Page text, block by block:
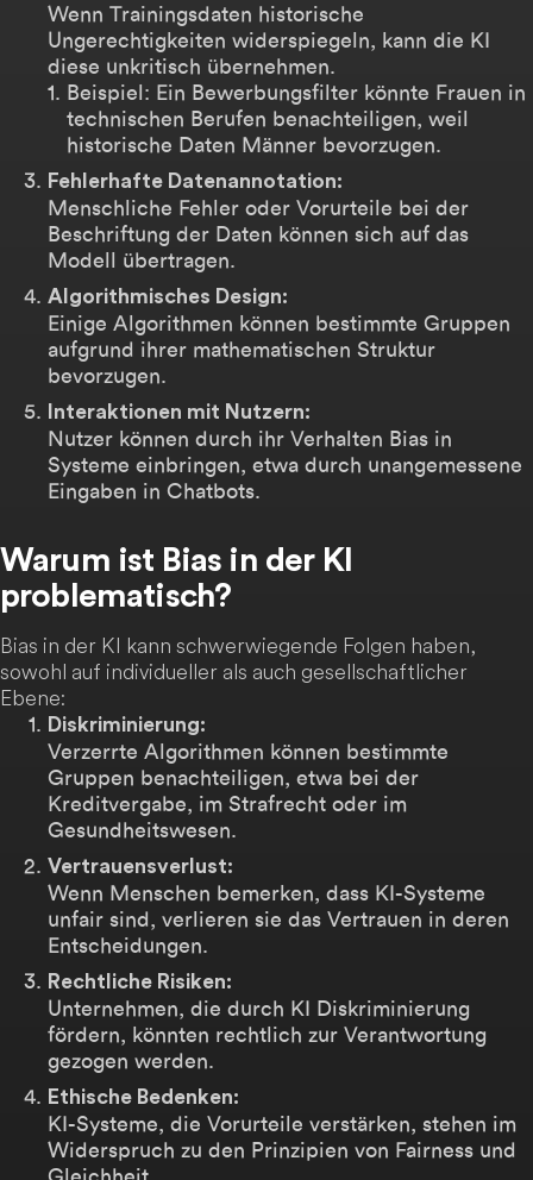
Wenn Trainingsdaten historische
Ungerechtigkeiten widerspiegeln, kann die KI
diese unkritisch übernehmen.
Beispiel: Ein Bewerbungsfilter könnte Frauen in
technischen Berufen benachteiligen, weil
historische Daten Männer bevorzugen.
Fehlerhafte Datenannotation:
Menschliche Fehler oder Vorurteile bei der
Beschriftung der Daten können sich auf das
Modell übertragen.
Algorithmisches Design:
Einige Algorithmen können bestimmte Gruppen
aufgrund ihrer mathematischen Struktur
bevorzugen.
Interaktionen mit Nutzern:
Nutzer können durch ihr Verhalten Bias in
Systeme einbringen, etwa durch unangemessene
Eingaben in Chatbots.
Warum ist Bias in der KI
problematisch?
Bias in der KI kann schwerwiegende Folgen haben,
sowohl auf individueller als auch gesellschaftlicher
Ebene:
Diskriminierung:
Verzerrte Algorithmen können bestimmte
Gruppen benachteiligen, etwa bei der
Kreditvergabe, im Strafrecht oder im
Gesundheitswesen.
Vertrauensverlust:
Wenn Menschen bemerken, dass KI-Systeme
unfair sind, verlieren sie das Vertrauen in deren
Entscheidungen.
Rechtliche Risiken:
Unternehmen, die durch KI Diskriminierung
fördern, könnten rechtlich zur Verantwortung
gezogen werden.
Ethische Bedenken:
KI-Systeme, die Vorurteile verstärken, stehen im
Widerspruch zu den Prinzipien von Fairness und